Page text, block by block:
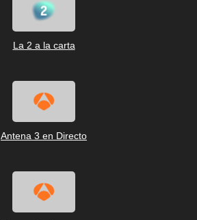
La 2 a la carta
Antena 3 en Directo